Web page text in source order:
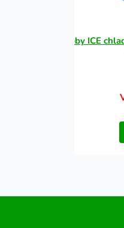
Nobby ICE